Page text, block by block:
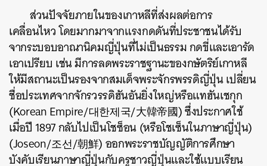
ส่วนปัจจัยภายในของเกาหลีที่ส่งผลต่อการ
เคลื่อนไหว โดยมากมาจากแรงกดดันที่ประชาชนได้รับ
จากระบอบอาณานิคมญี่ปุ่นที่ไม่เป็นธรรม กดขี่และเอารัด
เอาเปรียบ เช่น มีการลดพระราชฐานะของกษัตริย์เกาหลี
ให้มีสถานะเป็นรองจากสมเด็จพระจักรพรรดิญี่ปุ่น เปลี่ยน
ชื่อประเทศจากจักรวรรดิฮันอันยิ่งใหญ่หรือแทฮันเชกุก
(Korean Empire/대한제국/大韓帝國) ซึ่งประกาศใช้
เมื่อปี 1897 กลับไปเป็นโชซ็อน (หรือโชเซ็นในภาษาญี่ปุ่น)
(Joseon/조선/朝鮮) ออกพระราชบัญญัติการศึกษา
บังคับเรียนภาษาญี่ปุ่นกับครูชาวญี่ปุ่นและใช้แบบเรียน